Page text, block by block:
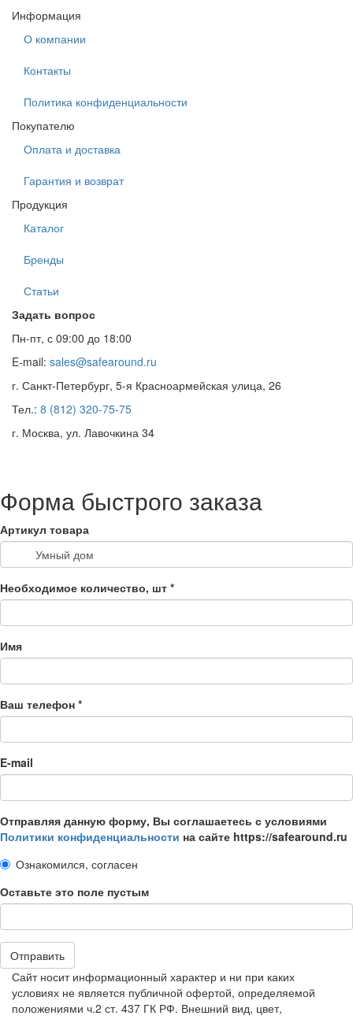
Информация
О компании
Контакты
Политика конфиденциальности
Покупателю
Оплата и доставка
Гарантия и возврат
Продукция
Каталог
Бренды
Статьи
Задать вопрос
Пн-пт, с 09:00 до 18:00
E-mail: sales@safearound.ru
г. Санкт-Петербург, 5-я Красноармейская улица, 26
Тел.: 8 (812) 320-75-75
г. Москва, ул. Лавочкина 34
Форма быстрого заказа
Артикул товара
Необходимое количество, шт *
Имя
Ваш телефон *
E-mail
Отправляя данную форму, Вы соглашаетесь с условиями
Политики конфиденциальности на сайте https://safearound.ru
Ознакомился, согласен
Оставьте это поле пустым
Отправить
Сайт носит информационный характер и ни при каких
условиях не является публичной офертой, определяемой
положениями ч.2 ст. 437 ГК РФ. Внешний вид, цвет,